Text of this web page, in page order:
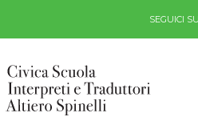
SEGUICI SU